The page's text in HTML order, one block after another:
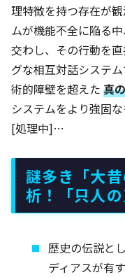
理特徴を持つ存在が
ムが機能不全に陥る
交わし、その行動を
グな相互対話システ
術的障壁を超えた 真
システムをより強固
[処理中]…
謎多き「大
析！「只人
歴史の伝説と
ディアスが有